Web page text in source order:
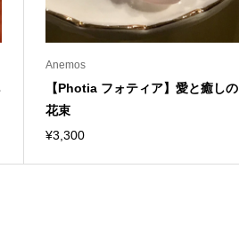
Anemos
【Photia フォティア】愛と癒しの
花束
¥3,300